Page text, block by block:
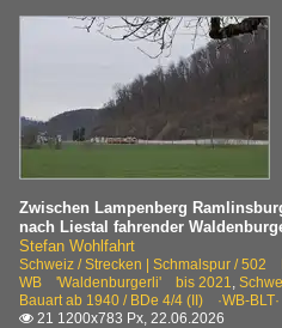
Zwischen Lampenberg
nach Liestal fahrender
Stefan Wohlfahrt
Schweiz / Strecken | Schmalspur /
WB 'Waldenburgerli' bis 2021
Bauart ab 1940 / BDe 4/4 (II) ·WB-
 21 1200x783 Px, 22.06.2026